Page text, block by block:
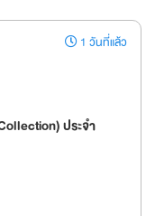
1 วันที่แล้ว
ประจำ